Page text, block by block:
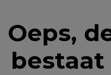
Oeps,